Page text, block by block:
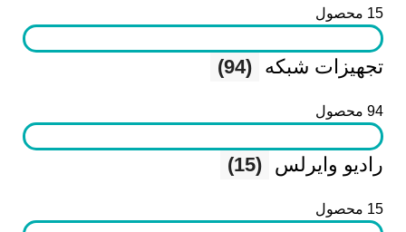
15 محصول
تجهیزات شبکه (94)
94 محصول
رادیو وایرلس (15)
15 محصول